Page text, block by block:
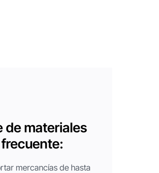
de materiales
mercancías de hasta